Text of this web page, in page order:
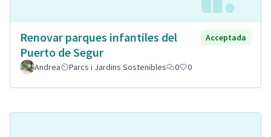
Renovar parques infantiles del
Puerto de Segur
Acceptada
Andrea Parcs i Jardins Sostenibles 0 0